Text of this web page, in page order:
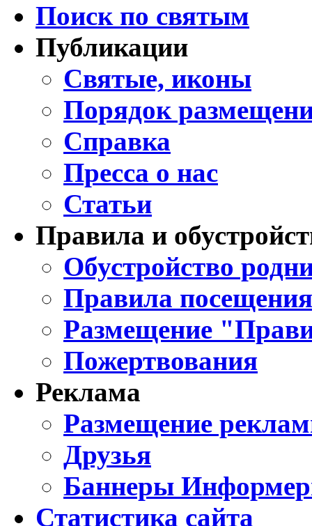
Поиск по святым
Публикации
Святые, иконы
Порядок
Справка
Пресса о нас
Статьи
Правила и
Обустройство
Правила
Размещение
Пожертвования
Реклама
Размещение
Друзья
Баннеры
Статистика сайта